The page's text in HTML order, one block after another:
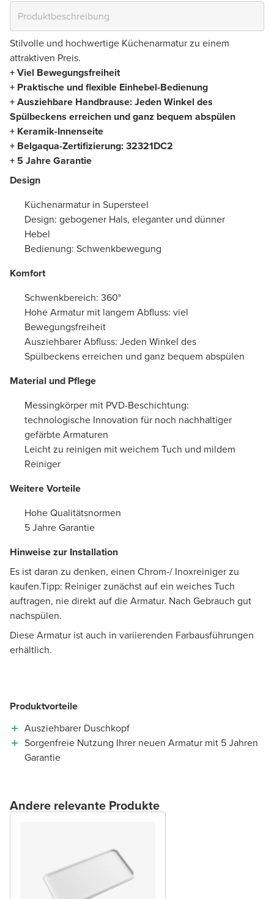
Stilvolle und hochwertige Küchenarmatur zu einem
attraktiven Preis.
+ Viel Bewegungsfreiheit
+ Praktische und flexible Einhebel-Bedienung
+ Ausziehbare Handbrause: Jeden Winkel des
Spülbeckens erreichen und ganz bequem abspülen
+ Keramik-Innenseite
+ Belgaqua-Zertifizierung:32321DC2
+ 5 Jahre Garantie
Design
Küchenarmatur in Supersteel
Design: gebogener Hals, eleganter und dünner
Hebel
Bedienung: Schwenkbewegung
Komfort
Schwenkbereich: 360°
Hohe Armatur mit langem Abfluss: viel
Bewegungsfreiheit
Ausziehbarer Abfluss: Jeden Winkel des
Spülbeckens erreichen und ganz bequem abspülen
Material und Pflege
Messingkörper mit PVD-Beschichtung:
technologische Innovation für noch nachhaltiger
gefärbte Armaturen
Leicht zu reinigen mit weichem Tuch und mildem
Reiniger
Weitere Vorteile
Hohe Qualitätsnormen
5 Jahre Garantie
Hinweise zur Installation
Es ist daran zu denken, einen Chrom-/ Inoxreiniger zu
kaufen.Tipp: Reiniger zunächst auf ein weiches Tuch
auftragen, nie direkt auf die Armatur. Nach Gebrauch gut
nachspülen.
Diese Armatur ist auch in variierenden Farbausführungen
erhältlich.
Produktvorteile
Ausziehbarer Duschkopf
Sorgenfreie Nutzung Ihrer neuen Armatur mit 5 Jahren
Garantie
Andere relevante Produkte